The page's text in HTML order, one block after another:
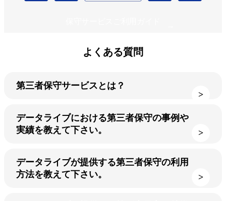
よくある質問
第三者保守サービスとは？
データライブにおける第三者保守の事例や
実績を教えて下さい。
データライブが提供する第三者保守の利用
方法を教えて下さい。